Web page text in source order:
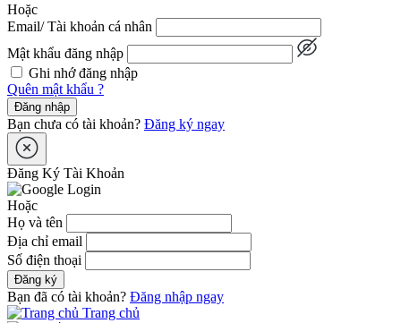
Hoặc
Email/ Tài khoản cá nhân
Mật khẩu đăng nhập
Ghi nhớ đăng nhập
Quên mật khẩu ?
Đăng nhập
Bạn chưa có tài khoản? Đăng ký ngay
Đăng Ký Tài Khoản
Hoặc
Họ và tên
Địa chỉ email
Số điện thoại
Đăng ký
Bạn đã có tài khoản? Đăng nhập ngay
Trang chủ